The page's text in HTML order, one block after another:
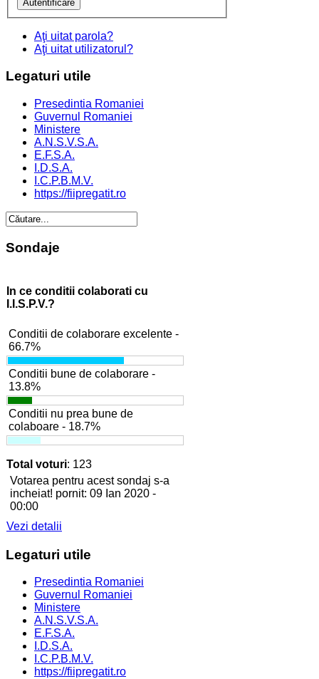
Aţi uitat parola?
Aţi uitat utilizatorul?
Legaturi utile
Presedintia Romaniei
Guvernul Romaniei
Ministere
A.N.S.V.S.A.
E.F.S.A.
I.D.S.A.
I.C.P.B.M.V.
https://fiipregatit.ro
Sondaje
In ce conditii colaborati cu
I.I.S.P.V.?
Conditii de colaborare excelente -
66.7%
Conditii bune de colaborare -
13.8%
Conditii nu prea bune de
colaboare - 18.7%
Total voturi: 123
Votarea pentru acest sondaj s-a
incheiat! pornit: 09 Ian 2020 -
00:00
Vezi detalii
Legaturi utile
Presedintia Romaniei
Guvernul Romaniei
Ministere
A.N.S.V.S.A.
E.F.S.A.
I.D.S.A.
I.C.P.B.M.V.
https://fiipregatit.ro